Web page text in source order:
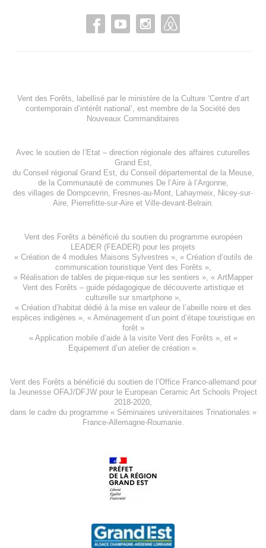
Vent des Forêts, labellisé par le ministère de la Culture ‘Centre d’art
contemporain d’intérêt national’, est membre de la Société des
Nouveaux Commanditaires
Avec le soutien de l’Etat – direction régionale des affaires cuturelles
Grand Est,
du Conseil régional Grand Est, du Conseil départemental de la Meuse,
de la Communauté de communes De l’Aire à l’Argonne,
des villages de Dompcevrin Fresnes-au-Mont Lahaymeix
Nicey-sur-
Aire, Pierrefitte-sur-Aireet Ville-devant-Belrain.
Vent des Forêts a bénéficié du soutien du programme européen
LEADER (FEADER) pour les projets
« Création de 4 modules Maisons Sylvestres », « Création d’outils de
communication touristique Vent des Forêts »,
« Réalisation de tables de pique-nique sur les sentiers », « ArtMapper
Vent des Forêts – guide pédagogique de découverte artistique et
culturelle sur smartphone »,
« Création d’habitat dédié à la mise en valeur de l’abeille noire et des
espèces indigènes », « Aménagement d’un point d’étape touristique en
forêt»
« Application mobile d’aide à la visite Vent des Forêts », et «
Equipement d’un atelier de création».
Vent des Forêts a bénéficié du soutien de l’Office Franco-allemand pour
la Jeunesse OFAJ/DFJWpour leEuropean Ceramic Art Schools Project
2018-2020
dans le cadre du programme « Séminaires universitaires Trinationales »
France-Allemagne-Roumanie.